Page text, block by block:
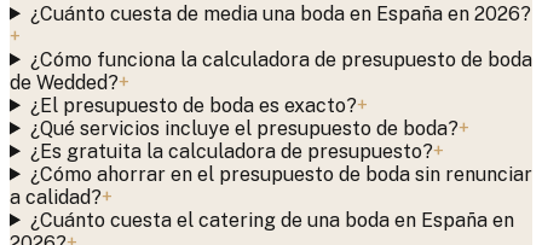
¿Cuánto cuesta de media una boda en España en 2026?
+
¿Cómo funciona la calculadora de presupuesto de boda
de Wedded?+
¿El presupuesto de boda es exacto?+
¿Qué servicios incluye el presupuesto de boda?+
¿Es gratuita la calculadora de presupuesto?+
¿Cómo ahorrar en el presupuesto de boda sin renunciar
a calidad?+
¿Cuánto cuesta el catering de una boda en España en